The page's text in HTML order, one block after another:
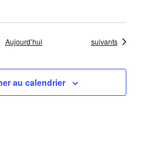
Aujourd’hui Évènements
suivants
au calendrier